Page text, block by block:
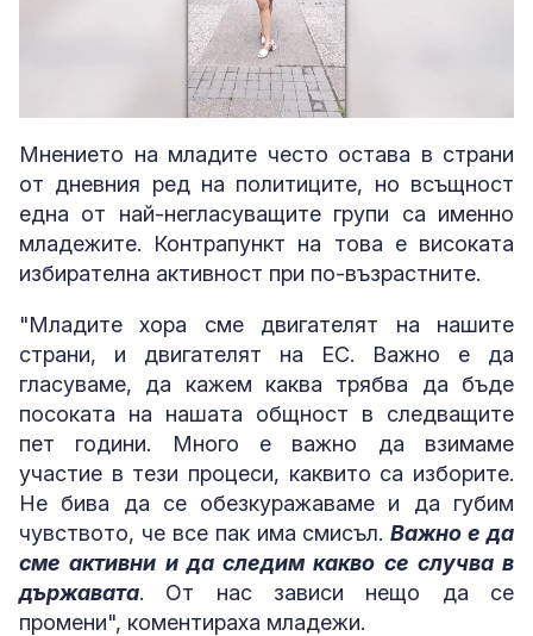
Loaded:
36.84%
Мнението на младите често остава в страни
от дневния ред на политиците, но всъщност
една от най-негласуващите групи са именно
младежите. Контрапункт на това е високата
избирателна активност при по-възрастните.
"Младите хора сме двигателят на нашите
страни, и двигателят на ЕС. Важно е да
гласуваме, да кажем каква трябва да бъде
посоката на нашата общност в следващите
пет години. Много е важно да взимаме
участие в тези процеси, каквито са изборите.
Не бива да се обезкуражаваме и да губим
чувството, че все пак има смисъл.Важно е да
сме активни и да следим какво се случва в
държавата. От нас зависи нещо да се
промени", коментираха младежи.